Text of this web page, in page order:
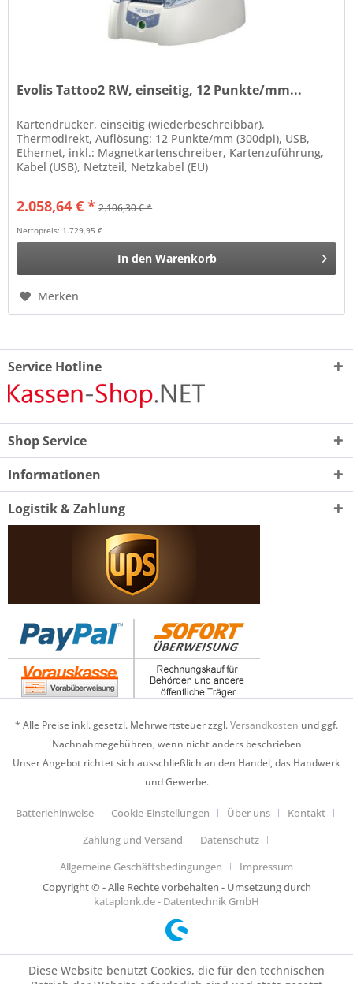
Evolis Tattoo2 RW, einseitig, 12 Punkte/mm...
Kartendrucker, einseitig (wiederbeschreibbar),
Thermodirekt, Auflösung: 12 Punkte/mm (300dpi), USB,
Ethernet, inkl.: Magnetkartenschreiber, Kartenzuführung,
Kabel (USB), Netzteil, Netzkabel (EU)
2.058,64 € * 2.106,30 € *
Nettopreis: 1.729,95 €
In den Warenkorb
Merken
Service Hotline
Shop Service
Informationen
Logistik & Zahlung
* Alle Preise inkl. gesetzl. Mehrwertsteuer zzgl.Versandkosten und ggf.
Nachnahmegebühren, wenn nicht anders beschrieben
Unser Angebot richtet sich ausschließlich an den Handel, das Handwerk
und Gewerbe.
Batteriehinweise Cookie-Einstellungen Über uns
Kontakt
Zahlung und Versand
Datenschutz
Allgemeine Geschäftsbedingungen
Impressum
Copyright © - Alle Rechte vorbehalten - Umsetzung durch
kataplonk.de - Datentechnik GmbH
Diese Website benutzt Cookies, die für den technischen